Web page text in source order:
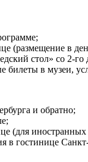
(размещение в
стол» со 2-го
билеты в музеи,
и обратно;
(для
в гостинице